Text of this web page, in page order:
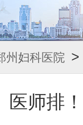
州妇科医院 >
医师排